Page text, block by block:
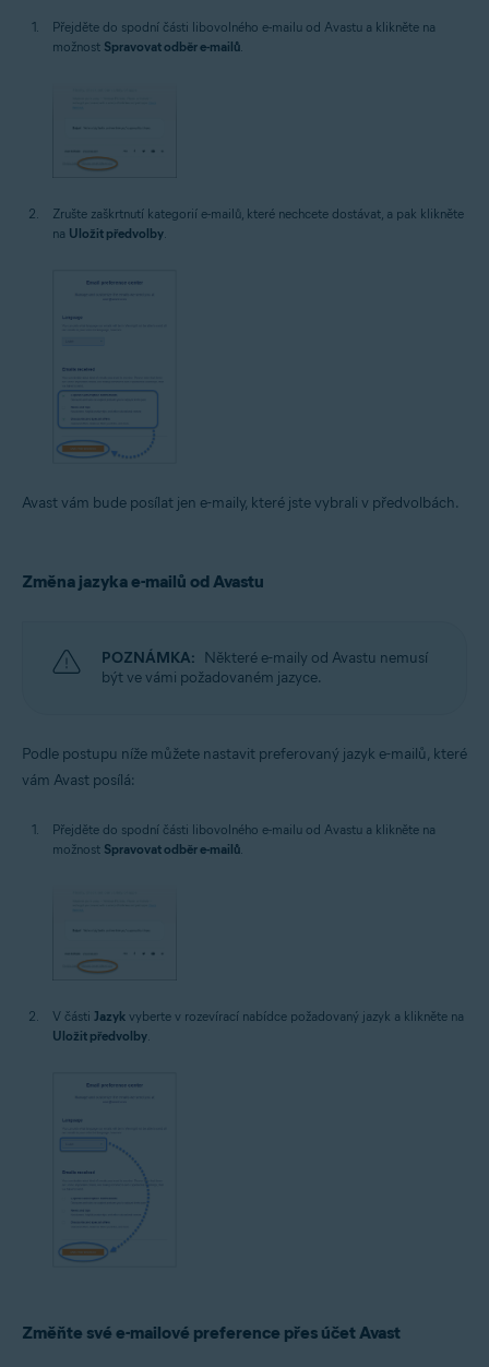
Přejděte do spodní části libovolného e-mailu od Avastu a klikněte na
možnost Spravovat odběr e-mailů.
Zrušte zaškrtnutí kategorií e-mailů, které nechcete dostávat, a pak klikněte
na Uložit předvolby
Avast vám bude posílat jen e-maily, které jste vybrali v předvolbách.
Změna jazyka e-mailů od Avastu
POZNÁMKA: Některé e-maily od Avastu nemusí
být ve vámi požadovaném jazyce.
Podle postupu níže můžete nastavit preferovaný jazyk e-mailů, které
vám Avast posílá:
Přejděte do spodní části libovolného e-mailu od Avastu a klikněte na
možnost Spravovat odběr e-mailů.
V části Jazyk vyberte v rozevírací nabídce požadovaný jazyk a klikněte na
Uložit předvolby.
Změňte své e-mailové preference přes účet Avast